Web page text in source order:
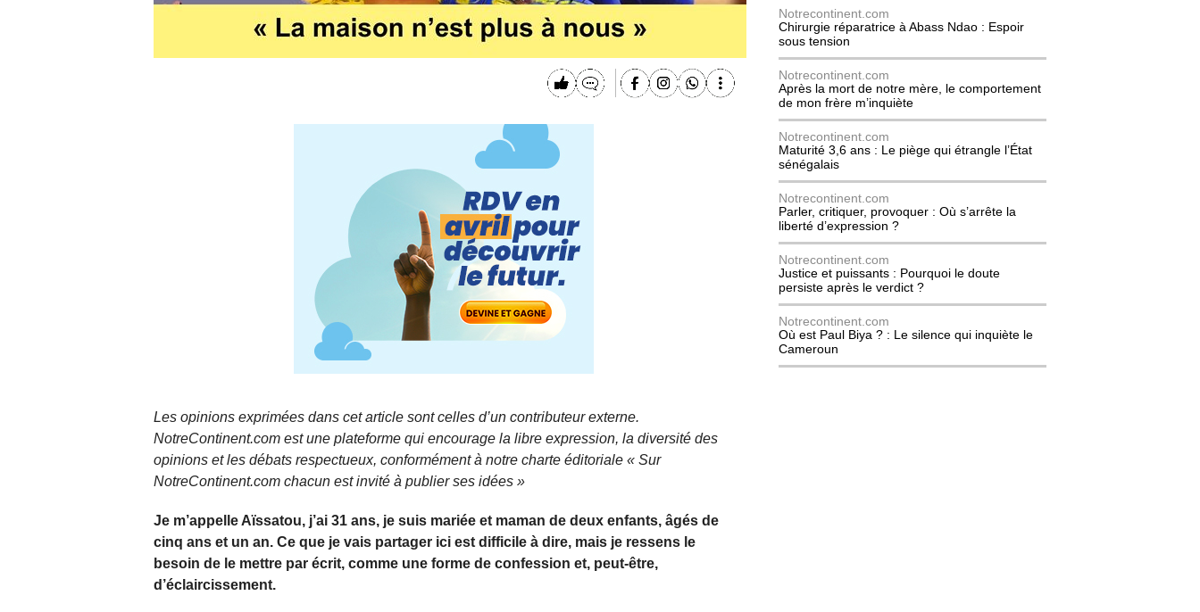
Les opinions exprimées dans cet article sont celles d’un contributeur externe.
NotreContinent.com est une plateforme qui encourage la libre expression, la diversité des
opinions et les débats respectueux, conformément à notre charte éditoriale « Sur
NotreContinent.com chacun est invité à publier ses idées »
Je m’appelle Aïssatou, j’ai 31 ans, je suis mariée et maman de deux enfants, âgés de
cinq ans et un an. Ce que je vais partager ici est difficile à dire, mais je ressens le
besoin de le mettre par écrit, comme une forme de confession et, peut-être,
d’éclaircissement.
Notrecontinent.com
Chirurgie réparatrice à Abass Ndao : Espoir
sous tension
Notrecontinent.com
Après la mort de notre mère, le comportement
de mon frère m’inquiète
Notrecontinent.com
Maturité 3,6 ans : Le piège qui étrangle l’État
sénégalais
Notrecontinent.com
Parler, critiquer, provoquer : Où s’arrête la
liberté d’expression ?
Notrecontinent.com
Justice et puissants : Pourquoi le doute
persiste après le verdict ?
Notrecontinent.com
Où est Paul Biya ? : Le silence qui inquiète le
Cameroun